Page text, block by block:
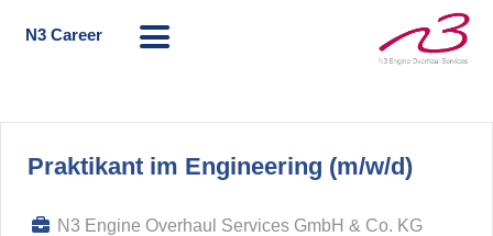
N3 Career
Praktikant im Engineering (m/w/d)
N3 Engine Overhaul Services GmbH & Co. KG